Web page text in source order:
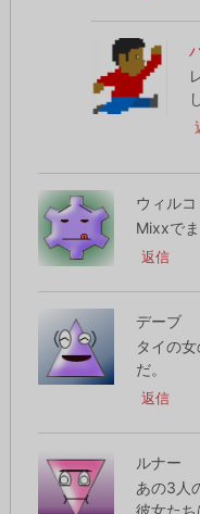
ウィルコ
Mixxで
返信
デーブ
タイの
だ。
返信
ルナー
あの3人
彼女た